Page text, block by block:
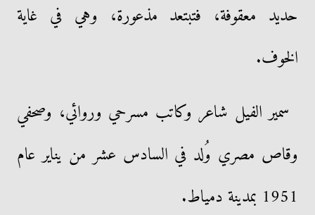
حديد معقوفة، فتبتعد مذعورة، وهي في غاية
الخوف.
سمير الفيل شاعر وكاتب مسرحي وروائي، وصحفي
وقاص مصري وُلد في السادس عشر من يناير عام
1951 بمدينة دمياط.